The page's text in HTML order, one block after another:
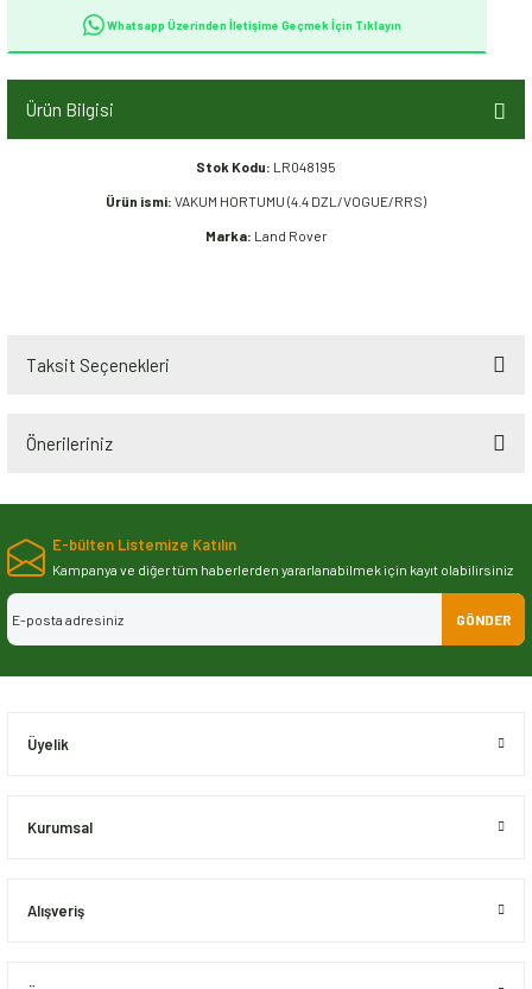
Whatsapp Üzerinden İletişime Geçmek İçin Tıklayın
Ürün Bilgisi
Stok Kodu: LR048195
Ürün ismi: VAKUM HORTUMU (4.4 DZL/VOGUE/RRS)
Marka: Land Rover
Taksit Seçenekleri
Önerileriniz
Bu ürünün fiyat bilgisi, resim, ürün açıklamalarında ve diğer konularda
iletebilirsiniz.
Görüş ve önerileriniz için teşekkür ederiz.
Ürün resmi kalitesiz, bozuk veya görüntülenemiyor.
E-bülten Listemize Katılın
Kampanya ve diğer tüm haberlerden yararlanabilmek için kayıt olabilirsiniz
GÖNDER
Üyelik
Kurumsal
Alışveriş